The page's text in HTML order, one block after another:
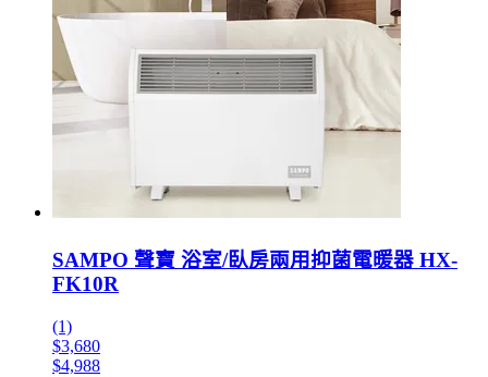
SAMPO 聲寶 浴室/臥房兩用抑菌電暖器 HX-
FK10R
(1)
$3,680
$4,988